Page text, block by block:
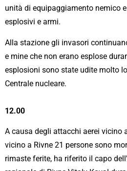
unità di equipaggiamento nemico
esplosivi e armi.
Alla stazione gli invasori
e mine che non erano esplose
esplosioni sono state udite molto
Centrale nucleare.
12.00
A causa degli attacchi aerei vicino
vicino a Rivne 21 persone sono
rimaste ferite, ha riferito il capo